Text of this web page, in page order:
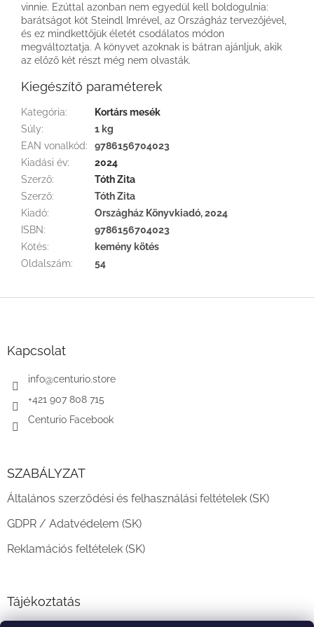
vinnie. Ezúttal azonban nem egyedül kell boldogulnia:
barátságot köt Steindl Imrével, az Országház tervezőjével,
és ez mindkettőjük életét csodálatos módon
megváltoztatja. A könyvet azoknak is bátran ajánljuk, akik
az előző két részt még nem olvasták.
Kiegészítő paraméterek
Kategória:
Kortárs mesék
Súly:
1 kg
EAN vonalkód:
9786156704023
Kiadási év:
2024
Szerző:
Tóth Zita
Szerző:
Tóth Zita
Kiadó:
Országház Könyvkiadó, 2024
ISBN:
9786156704023
Kötés:
kemény kötés
Oldalszám: 54
Kapcsolat
info@centurio.store
+421 907 808 715
Centurio Facebook
SZABÁLYZAT
Általános szerződési és felhasználási feltételek (SK)
GDPR / Adatvédelem (SK)
Reklamációs feltételek (SK)
Tájékoztatás